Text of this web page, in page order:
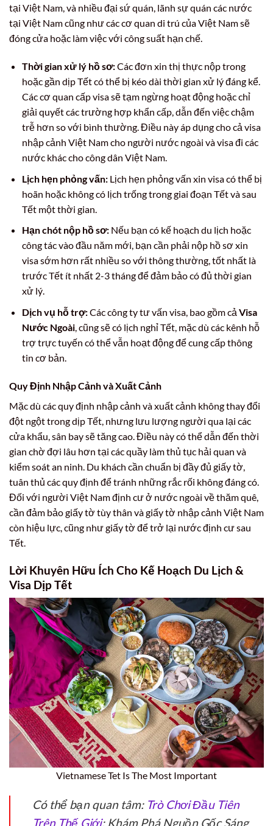
tại Việt Nam, và nhiều đại sứ quán, lãnh sự quán các nước
tại Việt Nam cũng như các cơ quan di trú của Việt Nam sẽ
đóng cửa hoặc làm việc với công suất hạn chế.
Thời gian xử lý hồ sơ:Các đơn xin thị thực nộp trong
hoặc gần dịp Tết có thể bị kéo dài thời gian xử lý đáng kể.
Các cơ quan cấp visa sẽ tạm ngừng hoạt động hoặc chỉ
giải quyết các trường hợp khẩn cấp, dẫn đến việc chậm
trễ hơn so với bình thường. Điều này áp dụng cho cả visa
nhập cảnh Việt Nam cho người nước ngoài và visa đi các
nước khác cho công dân Việt Nam.
Lịch hẹn phỏng vấn:Lịch hẹn phỏng vấn xin visa có thể bị
hoãn hoặc không có lịch trống trong giai đoạn Tết và sau
Tết một thời gian.
Hạn chót nộp hồ sơ:Nếu bạn có kế hoạch du lịch hoặc
công tác vào đầu năm mới, bạn cần phải nộp hồ sơ xin
visa sớm hơn rất nhiều so với thông thường, tốt nhất là
trước Tết ít nhất 2-3 tháng để đảm bảo có đủ thời gian
xử lý.
Dịch vụ hỗ trợ:Các công ty tư vấn visa, bao gồm cả Visa
Nước Ngoài, cũng sẽ có lịch nghỉ Tết, mặc dù các kênh hỗ
trợ trực tuyến có thể vẫn hoạt động để cung cấp thông
tin cơ bản.
Quy Định Nhập Cảnh và Xuất Cảnh
Mặc dù các quy định nhập cảnh và xuất cảnh không thay đổi
đột ngột trong dịp Tết, nhưng lưu lượng người qua lại các
cửa khẩu, sân bay sẽ tăng cao. Điều này có thể dẫn đến thời
gian chờ đợi lâu hơn tại các quầy làm thủ tục hải quan và
kiểm soát an ninh. Du khách cần chuẩn bị đầy đủ giấy tờ,
tuân thủ các quy định để tránh những rắc rối không đáng có.
Đối với người Việt Nam định cư ở nước ngoài về thăm quê,
cần đảm bảo giấy tờ tùy thân và giấy tờ nhập cảnh Việt Nam
còn hiệu lực, cũng như giấy tờ để trở lại nước định cư sau
Tết.
Lời Khuyên Hữu Ích Cho Kế Hoạch Du Lịch &
Visa Dịp Tết
Vietnamese Tet Is The Most Important
Có thể bạn quan tâm: Trò Chơi Đầu Tiên
Trên Thế Giới: Khám Phá Nguồn Gốc Sáng